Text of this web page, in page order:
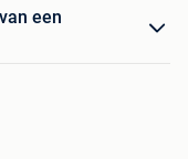
een